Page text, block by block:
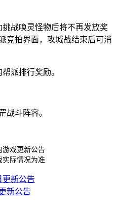
挑战唤灵怪物后将不再发放奖
竞拍界面，攻城战结束后可消
派排行奖励。
战斗阵容。
游戏更新公告
实际情况为准
更新公告
新公告